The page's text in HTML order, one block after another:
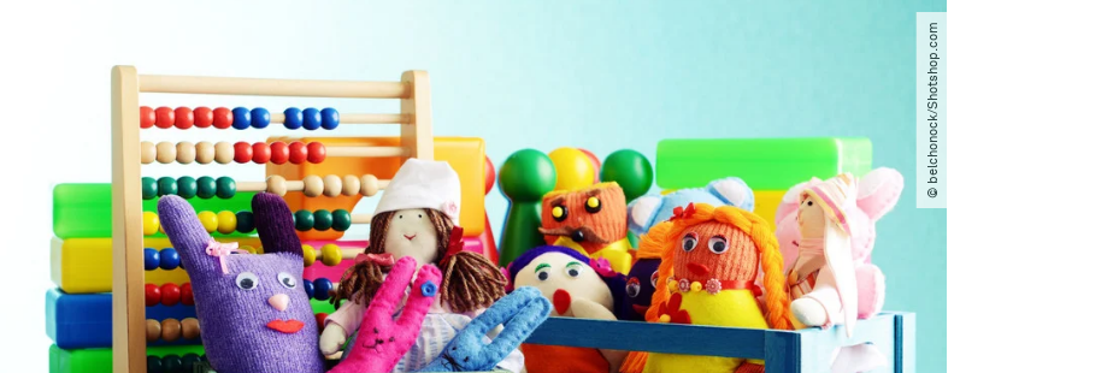
© belchonock​/​Shotshop.com